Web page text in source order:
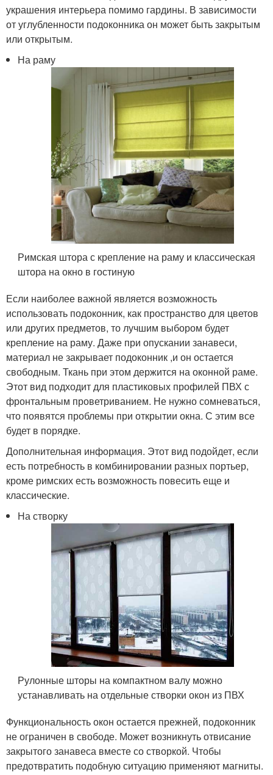
украшения интерьера помимо гардины. В зависимости
от углубленности подоконника он может быть закрытым
или открытым.
На раму
Римская штора с крепление на раму и классическая
штора на окно в гостиную
Если наиболее важной является возможность
использовать подоконник, как пространство для цветов
или других предметов, то лучшим выбором будет
крепление на раму. Даже при опускании занавеси,
материал не закрывает подоконник ,и он остается
свободным. Ткань при этом держится на оконной раме.
Этот вид подходит для пластиковых профилей ПВХ с
фронтальным проветриванием. Не нужно сомневаться,
что появятся проблемы при открытии окна. С этим все
будет в порядке.
Дополнительная информация. Этот вид подойдет, если
есть потребность в комбинировании разных портьер,
кроме римских есть возможность повесить еще и
классические.
На створку
Рулонные шторы на компактном валу можно
устанавливать на отдельные створки окон из ПВХ
Функциональность окон остается прежней, подоконник
не ограничен в свободе. Может возникнуть отвисание
закрытого занавеса вместе со створкой. Чтобы
предотвратить подобную ситуацию применяют магниты.